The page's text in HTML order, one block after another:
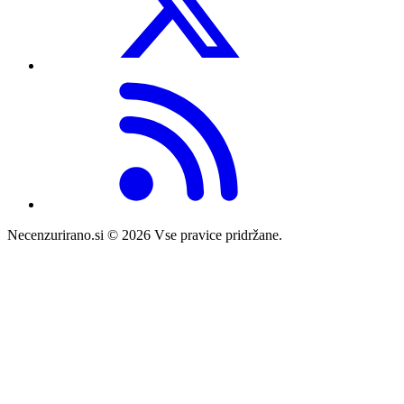
Necenzurirano.si © 2026 Vse pravice pridržane.